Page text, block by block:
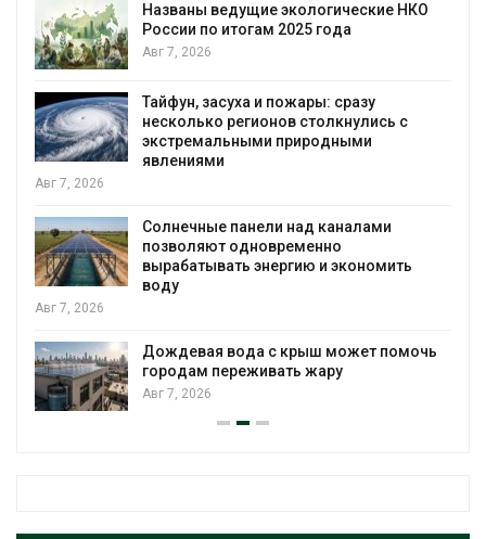
Названы ведущие экологические НКО
России по итогам 2025 года
Авг 7, 2026
Тайфун, засуха и пожары: сразу
несколько регионов столкнулись с
экстремальными природными
явлениями
Авг 7, 2026
Солнечные панели над каналами
позволяют одновременно
вырабатывать энергию и экономить
воду
Авг 7, 2026
Дождевая вода с крыш может помочь
городам переживать жару
Авг 7, 2026